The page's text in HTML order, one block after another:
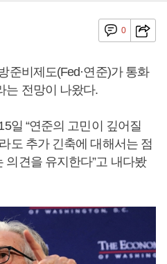
0
준비제도(Fed·연준)가 통화
는 전망이 나왔다.
일 “연준의 고민이 깊어질
도 추가 긴축에 대해서는 점
의견을 유지한다”고 내다봤